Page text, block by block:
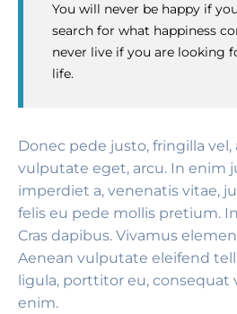
You will never be happy if
search for what happiness
never live if you are looking
life.
Donec pede justo, fringilla
vulputate eget, arcu. In enim
imperdiet a, venenatis vitae,
felis eu pede mollis pretium.
Cras dapibus. Vivamus
Aenean vulputate eleifend
ligula, porttitor eu, consequat
enim.